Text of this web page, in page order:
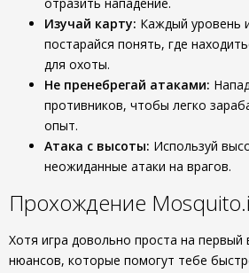
Изучай карту: Каждый уровень
постарайся понять, где
для охоты.
Не пренебрегай атаками:
противников, чтобы легко
опыт.
Атака с высоты: Используй
неожиданные атаки на врагов.
Прохождение
Хотя игра довольно проста на первый
нюансов, которые помогут тебе